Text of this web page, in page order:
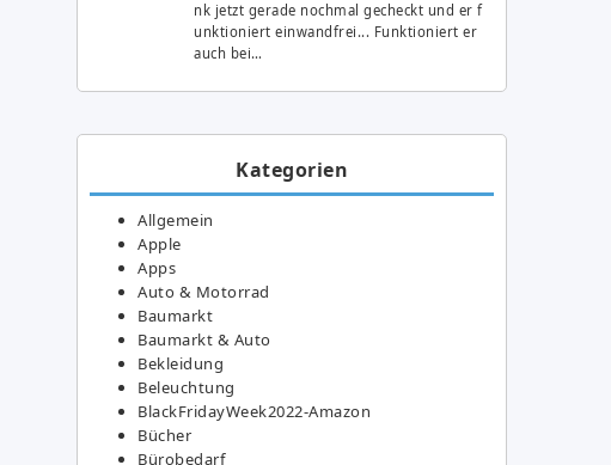
nk jetzt gerade nochmal gecheckt und er f
unktioniert einwandfrei... Funktioniert er
auch bei…
Kategorien
Allgemein
Apple
Apps
Auto & Motorrad
Baumarkt
Baumarkt & Auto
Bekleidung
Beleuchtung
BlackFridayWeek2022-Amazon
Bücher
Bürobedarf